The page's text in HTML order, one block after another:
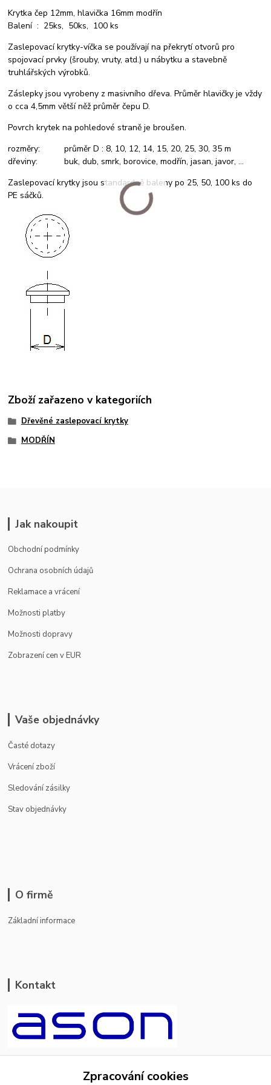
Krytka čep 12mm, hlavička 16mm modřín
Balení : 25ks, 50ks, 100 ks
Zaslepovací krytky-víčka se používají na překrytí otvorů pro
spojovací prvky (šrouby, vruty, atd.) u nábytku a stavebně
truhlářských výrobků.
Záslepky jsou vyrobeny z masivního dřeva. Průměr hlavičky je vždy
o cca 4,5mm větší něž průměr čepu D.
Povrch krytek na pohledové straně je broušen.
rozměry: průměr D : 8, 10, 12, 14, 15, 20, 25, 30, 35 m
dřeviny: buk, dub, smrk, borovice, modřín, jasan, javor, ...
Zaslepovací krytky jsou standardně baleny po 25, 50, 100 ks do
PE sáčků.
Zboží zařazeno v kategoriích
Dřevěné zaslepovací krytky
MODŘÍN
Jak nakoupit
Obchodní podmínky
Ochrana osobních údajů
Reklamace a vrácení
Možnosti platby
Možnosti dopravy
Zobrazení cen v EUR
Vaše objednávky
Časté dotazy
Vrácení zboží
Sledování zásilky
Stav objednávky
O firmě
Základní informace
Kontakt
Zpracování cookies